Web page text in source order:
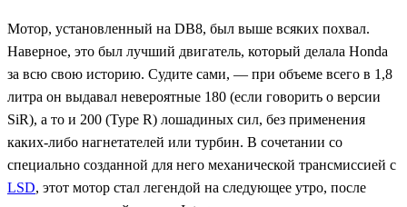
Мотор, установленный на DB8, был выше всяких похвал.
Наверное, это был лучший двигатель, который делала Honda
за всю свою историю. Судите сами, — при объеме всего в 1,8
литра он выдавал невероятные 180 (если говорить о версии
SiR), а то и 200 (Type R) лошадиных сил, без применения
каких-либо нагнетателей или турбин. В сочетании со
специально созданной для него механической трансмиссией с
LSD, этот мотор стал легендой на следующее утро, после